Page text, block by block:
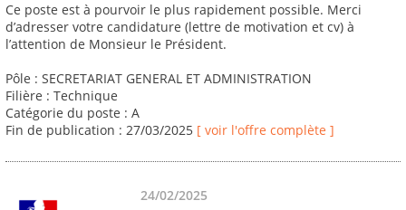
Ce poste est à pourvoir le plus rapidement possible. Merci
d’adresser votre candidature (lettre de motivation et cv) à
l’attention de Monsieur le Président.
Pôle : SECRETARIAT GENERAL ET ADMINISTRATION
Filière : Technique
Catégorie du poste : A
Fin de publication : 27/03/2025 [ voir l'offre complète ]
24/02/2025